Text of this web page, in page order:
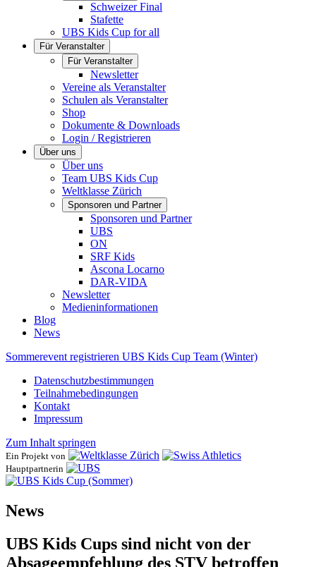
Schweizer Final
Stafette
UBS Kids Cup for all
Für Veranstalter
Für Veranstalter
Newsletter
Vereine als Veranstalter
Schulen als Veranstalter
Shop
Dokumente & Downloads
Login / Registrieren
Über uns
Über uns
Team UBS Kids Cup
Weltklasse Zürich
Sponsoren und Partner
Sponsoren und Partner
UBS
ON
SRF Kids
Ascona ​Locarno
DAR-VIDA
Newsletter
Medieninformationen
Blog
News
Sommerevent registrieren UBS Kids Cup Team (Winter)
Datenschutzbestimmungen
Teilnahmebedingungen
Kontakt
Impressum
Zum Inhalt springen
Ein Projekt von
Hauptpartnerin
News
UBS Kids Cups sind nicht von der
Absageempfehlung des STV betroffen